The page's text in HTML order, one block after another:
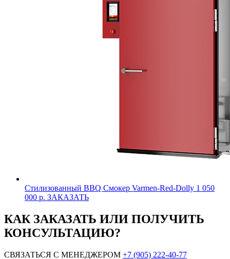
Стилизованный BBQ Смокер Varmen-Red-Dolly 1 050
000 р. ЗАКАЗАТЬ
КАК ЗАКАЗАТЬ ИЛИ ПОЛУЧИТЬ
КОНСУЛЬТАЦИЮ?
СВЯЗАТЬСЯ С МЕНЕДЖЕРОМ +7 (905) 222-40-77